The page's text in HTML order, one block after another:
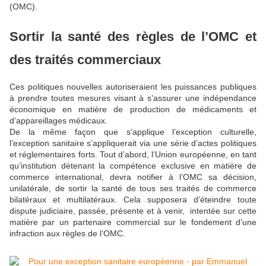
(OMC).
Sortir la santé des règles de l’OMC et
des traités commerciaux
Ces politiques nouvelles autoriseraient les puissances publiques
à prendre toutes mesures visant à s’assurer une indépendance
économique en matière de production de médicaments et
d’appareillages médicaux.
De la même façon que s’applique l’exception culturelle,
l’exception sanitaire s’appliquerait via une série d’actes politiques
et réglementaires forts. Tout d’abord, l’Union européenne, en tant
qu’institution détenant la compétence exclusive en matière de
commerce international, devra notifier à l’OMC sa décision,
unilatérale, de sortir la santé de tous ses traités de commerce
bilatéraux et multilatéraux. Cela supposera d’éteindre toute
dispute judiciaire, passée, présente et à venir, intentée sur cette
matière par un partenaire commercial sur le fondement d’une
infraction aux règles de l’OMC.